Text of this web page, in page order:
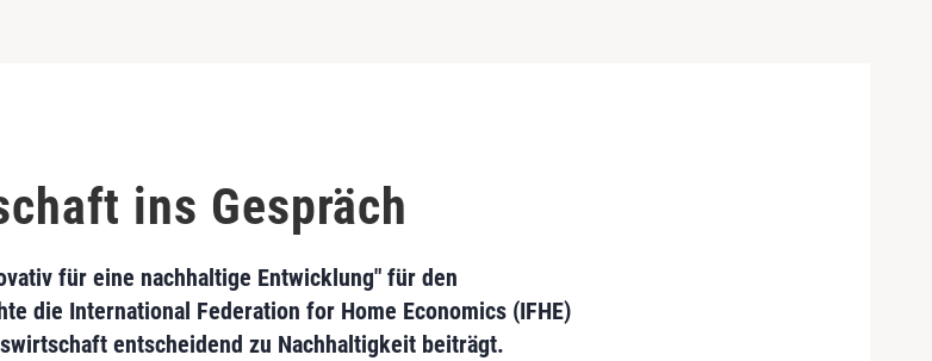
ins Gespräch
für eine nachhaltige Entwicklung" für den
die International Federation for Home Economics (IFHE)
entscheidend zu Nachhaltigkeit beiträgt.